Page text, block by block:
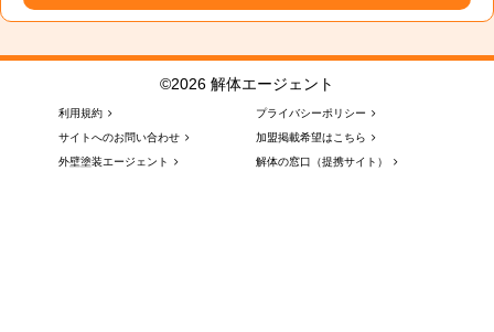
©2026 解体エージェント
利用規約
プライバシーポリシー
サイトへのお問い合わせ
加盟掲載希望はこちら
外壁塗装エージェント
解体の窓口（提携サイト）